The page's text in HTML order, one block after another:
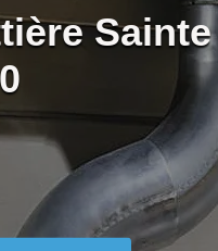
Sainte